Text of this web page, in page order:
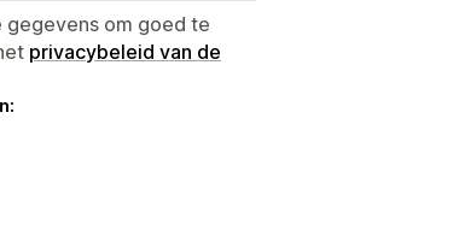
om goed te
privacybeleid van de